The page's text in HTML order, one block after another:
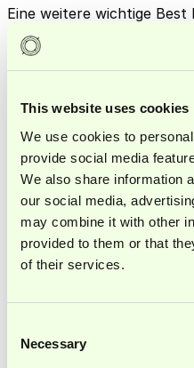
This website uses cookies
We use cookies to
provide social media
We also share information
our social media,
may combine it with other
provided to them or that
of their services.
Selection
Necessary
Eine weitere wichtige Best
Dokumentation. Das
Unterlagen und Papiere
Belege für Ausgaben und
Gehaltsabrechnung.
gut vorbereitet zu sein,
rechtliche Fragen
und schützen sowohl das
Mitarbeitenden.
Welche
Lohnbuchhalter*innen